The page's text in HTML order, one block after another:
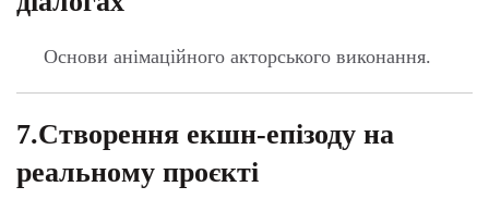
8.Детальні плани та слоумо-
шоти
Використання простору в 3D-технологіях і його
вплив на сторітелінг.